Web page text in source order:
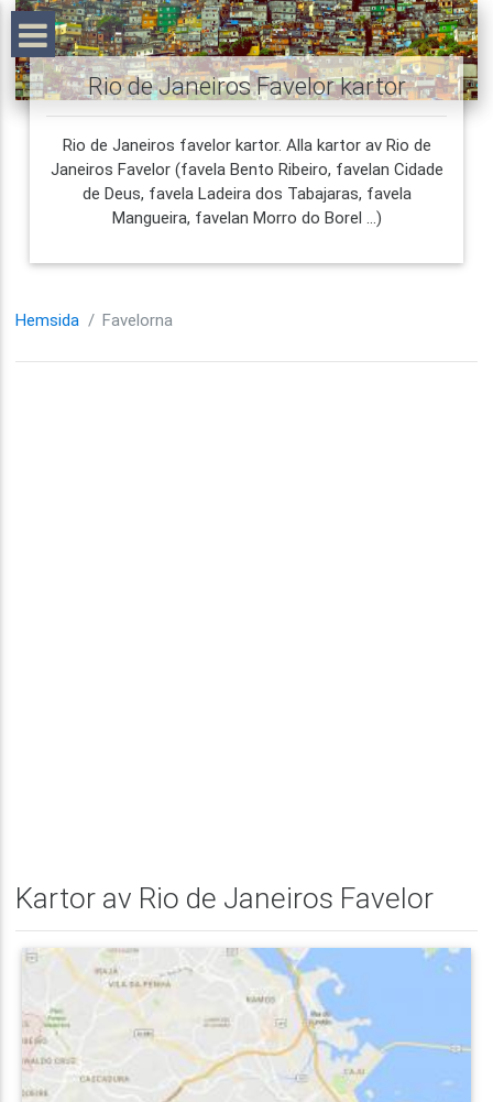
Rio de Janeiros Favelor kartor
Rio de Janeiros favelor kartor. Alla kartor av Rio de
Janeiros Favelor (favela Bento Ribeiro, favelan Cidade
de Deus, favela Ladeira dos Tabajaras, favela
Mangueira, favelan Morro do Borel ...)
Hemsida Favelorna
Kartor av Rio de Janeiros Favelor